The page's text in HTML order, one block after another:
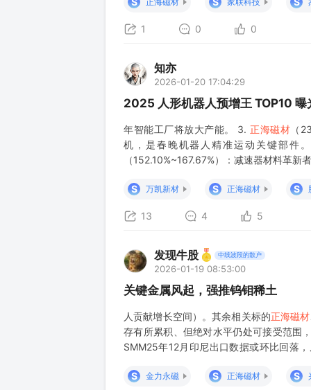
费级3D打印市场规模快速增长，国产设备
1 0 0
知亦
2026-01-20 17:04:29
2025 人形机器人预增王 TOP10 曝
年智能工厂将放大产能。 3. 正海磁材 （
机，是春晚机器人精准运动关键部件
（152.10%~167.67%）：减速器材料革
S
万凯新材 S 正海磁材 S
13 4 5
发现牛股 中线波段的散户
2026-01-19 08:53:00
关键金属风起，强推钨钼稀土
人贡献增长空间）。其余相关标的正海磁材
存有所累积、但绝对水平仍处可接受范围
SMM25年12月印尼出口数据或环比回落
S
金力永磁 S 正海磁材 S